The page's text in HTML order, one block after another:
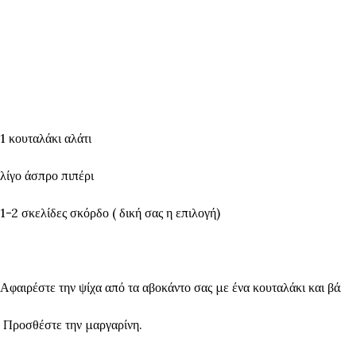
1 κουταλάκι αλάτι
λίγο άσπρο πιπέρι
1-2 σκελίδες σκόρδο ( δική σας η επιλογή)
Αφαιρέστε την ψίχα από τα αβοκάντο σας με ένα κουταλάκι και
Προσθέστε την μαργαρίνη.